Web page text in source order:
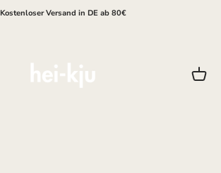
Kostenloser Versand in DE ab 80€